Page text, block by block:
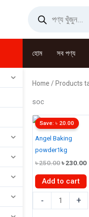
search
হোম সব পণ্য
Home / Products
soc
Angel Baking
powder1kg
৳250.00Original
was:
৳ 250.00.
৳230.00
Save:৳ 20.00
Add to cart
-
Baking
+